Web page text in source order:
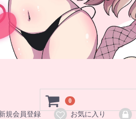
0
規会員登録 お気に入り